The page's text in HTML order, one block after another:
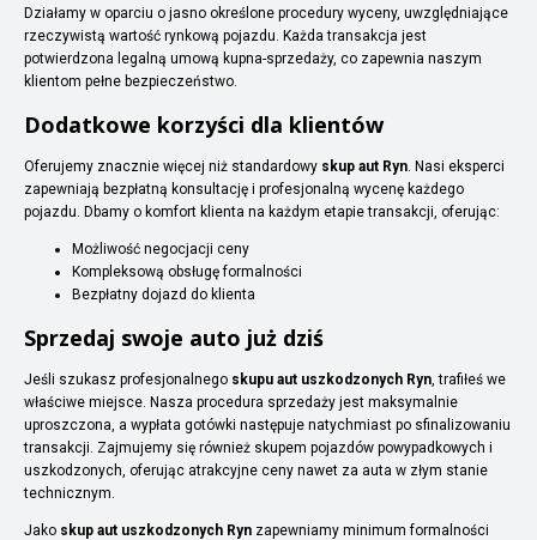
Działamy w oparciu o jasno określone procedury wyceny, uwzględniające
rzeczywistą wartość rynkową pojazdu. Każda transakcja jest
potwierdzona legalną umową kupna-sprzedaży, co zapewnia naszym
klientom pełne bezpieczeństwo.
Dodatkowe korzyści dla klientów
Oferujemy znacznie więcej niż standardowy skup aut Ryn. Nasi eksperci
zapewniają bezpłatną konsultację i profesjonalną wycenę każdego
pojazdu. Dbamy o komfort klienta na każdym etapie transakcji, oferując:
Możliwość negocjacji ceny
Kompleksową obsługę formalności
Bezpłatny dojazd do klienta
Sprzedaj swoje auto już dziś
Jeśli szukasz profesjonalnego skupu aut uszkodzonych Ryn, trafiłeś we
właściwe miejsce. Nasza procedura sprzedaży jest maksymalnie
uproszczona, a wypłata gotówki następuje natychmiast po sfinalizowaniu
transakcji. Zajmujemy się również skupem pojazdów powypadkowych i
uszkodzonych, oferując atrakcyjne ceny nawet za auta w złym stanie
technicznym.
Jako skup aut uszkodzonych Ryn zapewniamy minimum formalności